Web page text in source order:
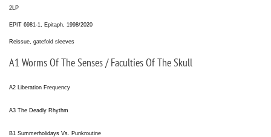
2LP
EPIT 6981-1, Epitaph, 1998/2020
Reissue, gatefold sleeves
A1 Worms Of The Senses / Faculties Of The Skull
A2 Liberation Frequency
A3 The Deadly Rhythm
B1 Summerholidays Vs. Punkroutine